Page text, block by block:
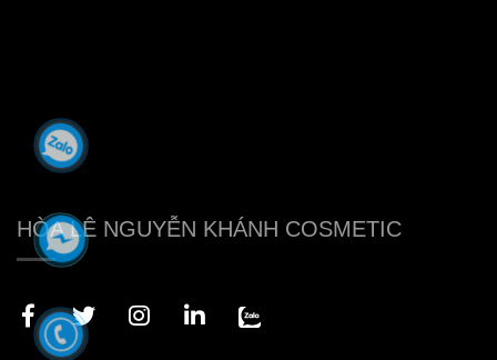
HÒA LÊ NGUYỄN KHÁNH COSMETIC